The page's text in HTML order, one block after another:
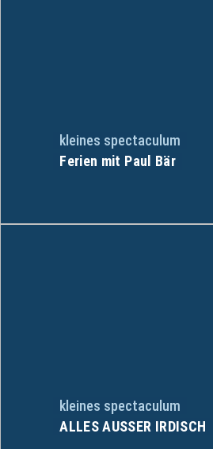
kleines spectaculum
Ferien mit Paul Bär
kleines spectaculum
ALLES AUSSER IRDISCH